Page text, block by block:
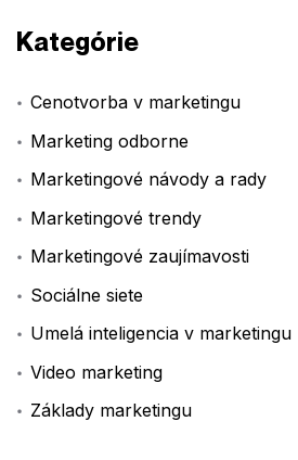
Kategórie
Cenotvorba v marketingu
Marketing odborne
Marketingové návody a rady
Marketingové trendy
Marketingové zaujímavosti
Sociálne siete
Umelá inteligencia v marketingu
Video marketing
Základy marketingu